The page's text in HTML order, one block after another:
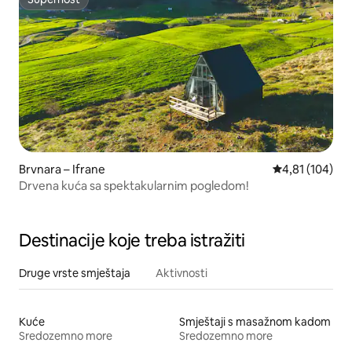
Superhost
Brvnara – Ifrane Prosječna
4,81 (104)
Drvena kuća sa spektakularnim pogledom!
Destinacije koje treba istražiti
Druge vrste smještaja Aktivnosti
Kuće
Sredozemno more
Smještaji s masažnom kadom
Sredozemno more